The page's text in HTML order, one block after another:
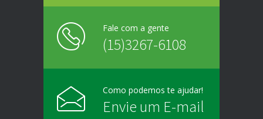
Fale com a gente
(15)3267-6108
Como podemos te ajudar!
Envie um E-mail